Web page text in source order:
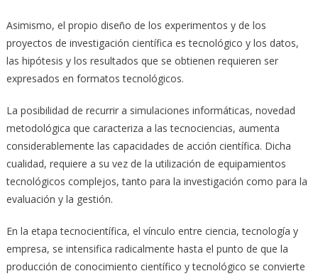
Asimismo, el propio diseño de los experimentos y de los
proyectos de investigación científica es tecnológico y los datos,
las hipótesis y los resultados que se obtienen requieren ser
expresados en formatos tecnológicos.
La posibilidad de recurrir a simulaciones informáticas, novedad
metodológica que caracteriza a las tecnociencias, aumenta
considerablemente las capacidades de acción científica. Dicha
cualidad, requiere a su vez de la utilización de equipamientos
tecnológicos complejos, tanto para la investigación como para la
evaluación y la gestión.
En la etapa tecnocientífica, el vínculo entre ciencia, tecnología y
empresa, se intensifica radicalmente hasta el punto de que la
producción de conocimiento científico y tecnológico se convierte